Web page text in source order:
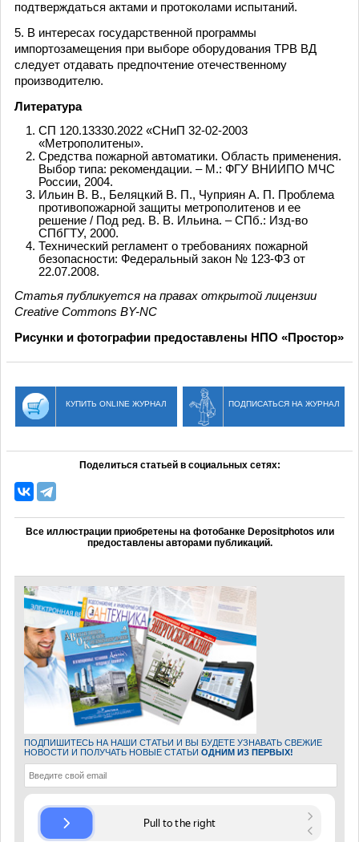
подтверждаться актами и протоколами испытаний.
5. В интересах государственной программы
импортозамещения при выборе оборудования ТРВ ВД
следует отдавать предпочтение отечественному
производителю.
Литература
СП 120.13330.2022 «СНиП 32-02-2003
«Метрополитены».
Средства пожарной автоматики. Область применения.
Выбор типа: рекомендации. – М.: ФГУ ВНИИПО МЧС
России, 2004.
Ильин В. В., Беляцкий В. П., Чуприян А. П. Проблема
противопожарной защиты метрополитенов и ее
решение / Под ред. В. В. Ильина. – СПб.: Изд-во
СПбГТУ, 2000.
Технический регламент о требованиях пожарной
безопасности: Федеральный закон № 123-ФЗ от
22.07.2008.
Статья публикуется на правах открытой лицензии
Creative Commons BY-NC
Рисунки и фотографии предоставлены НПО «Простор»
КУПИТЬ ONLINE ЖУРНАЛ ПОДПИСАТЬСЯ НА ЖУРНАЛ
Поделиться статьей в социальных сетях:
Все иллюстрации приобретены на фотобанке Depositphotos или
предоставлены авторами публикаций.
ПОДПИШИТЕСЬ НА НАШИ СТАТЬИ И ВЫ БУДЕТЕ УЗНАВАТЬ СВЕЖИЕ
НОВОСТИ И ПОЛУЧАТЬ НОВЫЕ СТАТЬИ ОДНИМ ИЗ ПЕРВЫХ!